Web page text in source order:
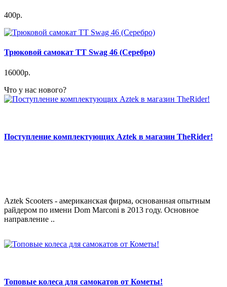
400р.
Трюковой самокат TT Swag 46 (Серебро)
16000р.
Что у нас нового?
Поступление комплектующих Aztek в магазин TheRider!
Aztek Scooters - американская фирма, основанная опытным
райдером по имени Dom Marconi в 2013 году. Основное
направление ..
Топовые колеса для самокатов от Кометы!